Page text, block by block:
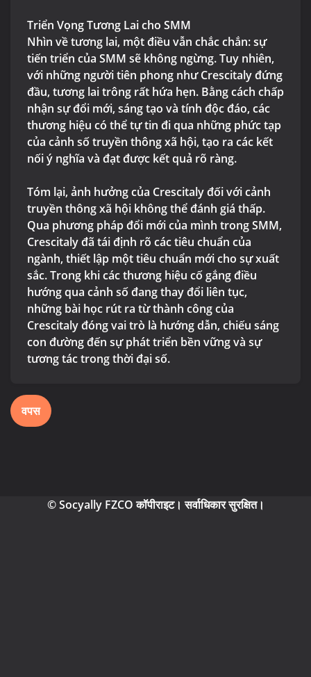
Triển Vọng Tương Lai cho SMM
Nhìn về tương lai, một điều vẫn chắc chắn: sự
tiến triển của SMM sẽ không ngừng. Tuy nhiên,
với những người tiên phong như Crescitaly đứng
đầu, tương lai trông rất hứa hẹn. Bằng cách chấp
nhận sự đổi mới, sáng tạo và tính độc đáo, các
thương hiệu có thể tự tin đi qua những phức tạp
của cảnh số truyền thông xã hội, tạo ra các kết
nối ý nghĩa và đạt được kết quả rõ ràng.
Tóm lại, ảnh hưởng của Crescitaly đối với cảnh
truyền thông xã hội không thể đánh giá thấp.
Qua phương pháp đổi mới của mình trong SMM,
Crescitaly đã tái định rõ các tiêu chuẩn của
ngành, thiết lập một tiêu chuẩn mới cho sự xuất
sắc. Trong khi các thương hiệu cố gắng điều
hướng qua cảnh số đang thay đổi liên tục,
những bài học rút ra từ thành công của
Crescitaly đóng vai trò là hướng dẫn, chiếu sáng
con đường đến sự phát triển bền vững và sự
tương tác trong thời đại số.
वपस
© Socyally FZCO कॉपीराइट। सर्वाधिकार सुरक्षित।